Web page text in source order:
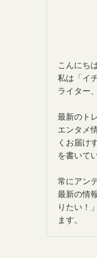
こんにち
私は「イ
ライター
最新のト
エンタメ
くお届け
を書いて
常にアン
最新の情
りたい！
ます。